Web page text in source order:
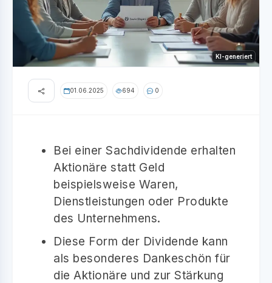
KI-generiert
01.06.2025 694 0
Bei einer Sachdividende erhalten
Aktionäre statt Geld
beispielsweise Waren,
Dienstleistungen oder Produkte
des Unternehmens.
Diese Form der Dividende kann
als besonderes Dankeschön für
die Aktionäre und zur Stärkung